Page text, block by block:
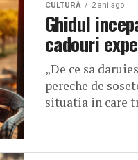
CULTURĂ 2 ani ago
Ghidul
cadouri
„De ce sa
pereche de
situatia in care